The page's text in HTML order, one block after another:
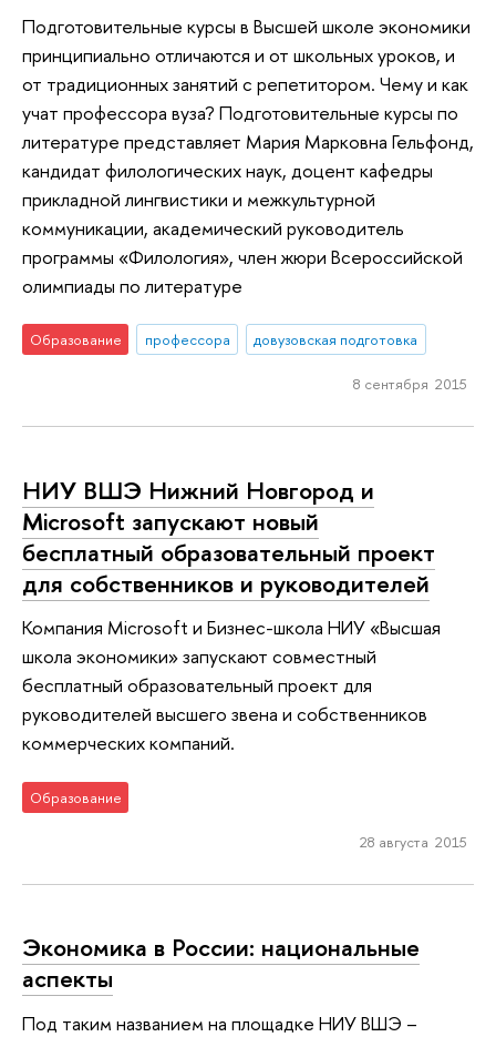
Подготовительные курсы в Высшей школе экономики
принципиально отличаются и от школьных уроков, и
от традиционных занятий с репетитором. Чему и как
учат профессора вуза? Подготовительные курсы по
литературе представляет Мария Марковна Гельфонд,
кандидат филологических наук, доцент кафедры
прикладной лингвистики и межкультурной
коммуникации, академический руководитель
программы «Филология», член жюри Всероссийской
олимпиады по литературе
Образование профессора довузовская подготовка
8 сентября 2015
НИУ ВШЭ Нижний Новгород и
Microsoft запускают новый
бесплатный образовательный проект
для собственников и руководителей
Компания Microsoft и Бизнес-школа НИУ «Высшая
школа экономики» запускают совместный
бесплатный образовательный проект для
руководителей высшего звена и собственников
коммерческих компаний.
Образование
28 августа 2015
Экономика в России: национальные
аспекты
Под таким названием на площадке НИУ ВШЭ –